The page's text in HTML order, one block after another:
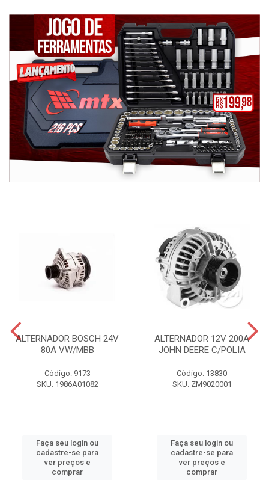
ALTERNADOR BOSCH 24V
80A VW/MBB
Código: 9173
SKU: 1986A01082
Faça seu login ou
cadastre-se para
ver preços e
comprar
ALTERNADOR 12V 200A
JOHN DEERE C/POLIA
Código: 13830
SKU: ZM9020001
Faça seu login ou
cadastre-se para
ver preços e
comprar